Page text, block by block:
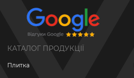
КАТАЛОГ ПРОДУКЦІЇ
Плитка